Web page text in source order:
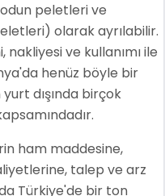
odun peletleri ve
olarak ayrılabilir.
nakliyesi ve kullanımı ile
henüz böyle bir
dışında birçok
ham maddesine,
talep ve arz
Türkiye'de bir ton